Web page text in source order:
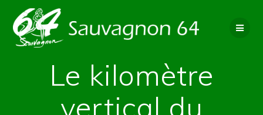
contenu
Le kilomètre
vertical du